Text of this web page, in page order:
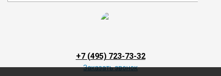
+7 (495) 723-73-32
Заказать звонок